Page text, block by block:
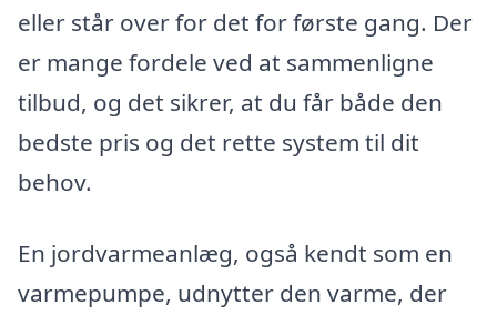
eller står over for det for første gang. Der
er mange fordele ved at sammenligne
tilbud, og det sikrer, at du får både den
bedste pris og det rette system til dit
behov.
En jordvarmeanlæg, også kendt som en
varmepumpe, udnytter den varme, der